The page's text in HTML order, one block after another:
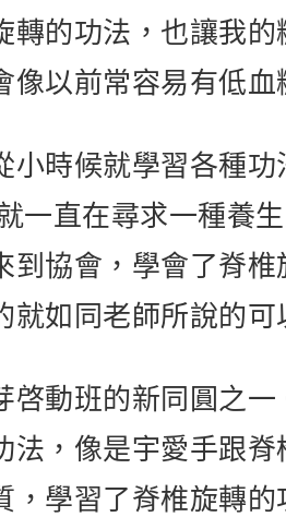
轉的功法，也讓我
以前常容易有低血
小時候就學習各種
一直在尋求一種養
到協會，學會了脊
如同老師所說的可
啓動班的新同圓之
法，像是宇愛手跟
，學習了脊椎旋轉